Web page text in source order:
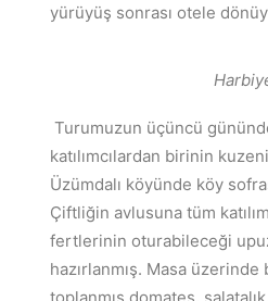
yürüyüş sonrası otele
Turumuzun üçüncü
katılımcılardan birinin
Üzümdalı köyünde köy
Çiftliğin avlusuna tüm
fertlerinin oturabileceği
hazırlanmış. Masa